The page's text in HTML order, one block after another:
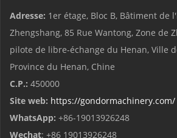
Adresse: 1er étage, Bloc B, Bâtiment de
Zhengshang, 85 Rue Wantong, Zone de
pilote de libre-échange du Henan, Ville
Province du Henan, Chine
C.P.: 450000
Site web: https://gondormachinery.com/
WhatsApp: +86-19013926248
Wechat: +86 19013926248